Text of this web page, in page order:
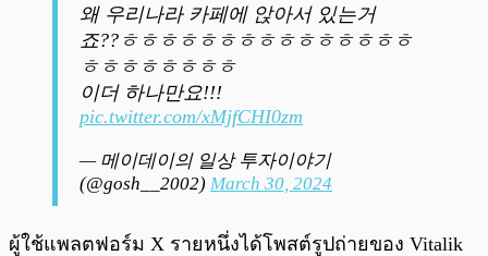
왜 우리나라 카페에 앉아서 있는거
죠??ㅎㅎㅎㅎㅎㅎㅎㅎㅎㅎㅎㅎㅎㅎㅎ
ㅎㅎㅎㅎㅎㅎㅎㅎ
이더 하나만요!!!
pic.twitter.com/xMjfCHI0zm
— 메이데이의 일상 투자이야기
(@gosh__2002) March 30, 2024
ผู้ใช้แพลตฟอร์ม X รายหนึ่งได้โพสต์รูปถ่ายของ Vitalik